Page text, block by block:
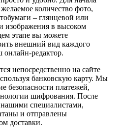
количество фото,
– глянцевой или
изображения в высоком
этапе вы можете
внешний вид каждого
онлайн-редактор.
непосредственно на сайте
банковскую карту. Мы
безопасности платежей,
шифрования. После
нашими специалистами,
и отправлены
доставки.